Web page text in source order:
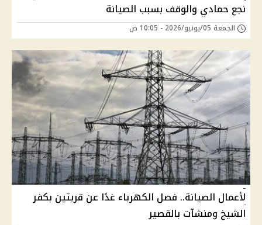
نجع حمادي والوقف بسبب الصيانة
الجمعة 05/يونيو/2026 - 10:05 ص
لأعمال الصيانة.. فصل الكهرباء غدًا عن قريتين بكفر
الشيخ ومنشآت بالقصير